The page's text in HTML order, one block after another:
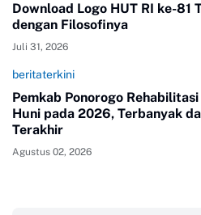
Download Logo HUT RI ke-81
dengan Filosofinya
Juli 31, 2026
beritaterkini
Pemkab Ponorogo
Huni pada 2026, Terbanyak
Terakhir
Agustus 02, 2026